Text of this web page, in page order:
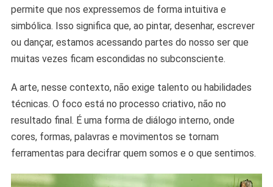
permite que nos expressemos de forma intuitiva e
simbólica. Isso significa que, ao pintar, desenhar, escrever
ou dançar, estamos acessando partes do nosso ser que
muitas vezes ficam escondidas no subconsciente.
A arte, nesse contexto, não exige talento ou habilidades
técnicas. O foco está no processo criativo, não no
resultado final. É uma forma de diálogo interno, onde
cores, formas, palavras e movimentos se tornam
ferramentas para decifrar quem somos e o que sentimos.